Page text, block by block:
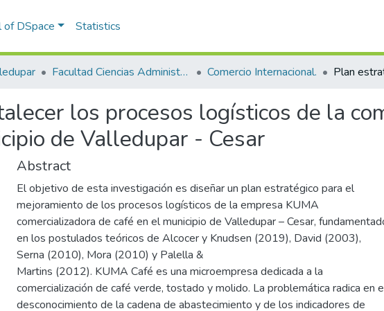
of DSpace Statistics
Facultad Ciencias Administrativas Contables y Económicas – Face Comercio Internacional.
los procesos logísticos de la
de Valledupar - Cesar
Abstract
El objetivo de esta investigación es diseñar un plan estratégico para el
mejoramiento de los procesos logísticos de la empresa KUMA
comercializadora de café en el municipio de Valledupar – Cesar,
en los postulados teóricos de Alcocer y Knudsen (2019), David (2003),
Serna (2010), Mora (2010) y Palella &
Martins (2012). KUMA Café es una microempresa dedicada a la
comercialización de café verde, tostado y molido. La problemática radica en
desconocimiento de la cadena de abastecimiento y de los indicadores de